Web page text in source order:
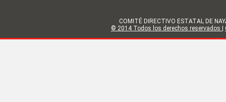
COMITÉ DIRECTIVO ESTATAL DE
© 2014 Todos los derechos reservados